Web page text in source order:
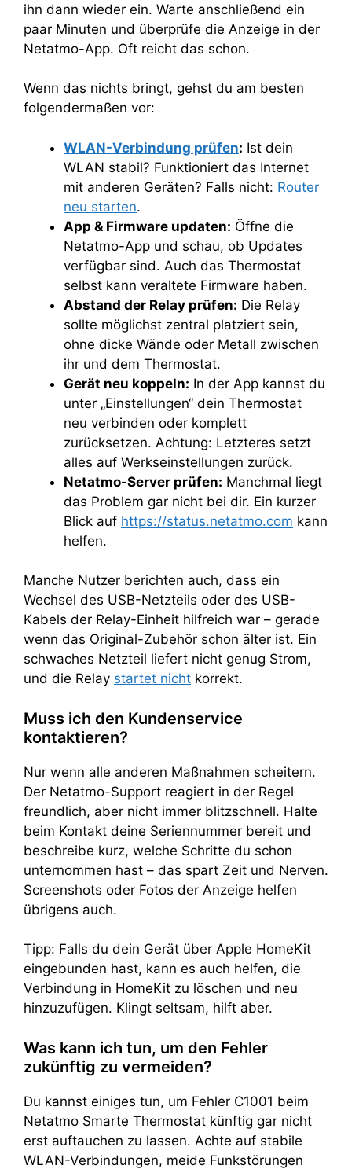
ihn dann wieder ein. Warte anschließend ein
paar Minuten und überprüfe die Anzeige in der
Netatmo-App. Oft reicht das schon.
Wenn das nichts bringt, gehst du am besten
folgendermaßen vor:
WLAN-Verbindung prüfen: Ist dein
WLAN stabil? Funktioniert das Internet
mit anderen Geräten? Falls nicht: Router
neu starten.
App & Firmware updaten: Öffne die
Netatmo-App und schau, ob Updates
verfügbar sind. Auch das Thermostat
selbst kann veraltete Firmware haben.
Abstand der Relay prüfen: Die Relay
sollte möglichst zentral platziert sein,
ohne dicke Wände oder Metall zwischen
ihr und dem Thermostat.
Gerät neu koppeln: In der App kannst du
unter „Einstellungen“ dein Thermostat
neu verbinden oder komplett
zurücksetzen. Achtung: Letzteres setzt
alles auf Werkseinstellungen zurück.
Netatmo-Server prüfen: Manchmal liegt
das Problem gar nicht bei dir. Ein kurzer
Blick auf https://status.netatmo.com kann
helfen.
Manche Nutzer berichten auch, dass ein
Wechsel des USB-Netzteils oder des USB-
Kabels der Relay-Einheit hilfreich war – gerade
wenn das Original-Zubehör schon älter ist. Ein
schwaches Netzteil liefert nicht genug Strom,
und die Relay startet nicht korrekt.
Muss ich den Kundenservice
kontaktieren?
Nur wenn alle anderen Maßnahmen scheitern.
Der Netatmo-Support reagiert in der Regel
freundlich, aber nicht immer blitzschnell. Halte
beim Kontakt deine Seriennummer bereit und
beschreibe kurz, welche Schritte du schon
unternommen hast – das spart Zeit und Nerven.
Screenshots oder Fotos der Anzeige helfen
übrigens auch.
Tipp: Falls du dein Gerät über Apple HomeKit
eingebunden hast, kann es auch helfen, die
Verbindung in HomeKit zu löschen und neu
hinzuzufügen. Klingt seltsam, hilft aber.
Was kann ich tun, um den Fehler
zukünftig zu vermeiden?
Du kannst einiges tun, um Fehler C1001 beim
Netatmo Smarte Thermostat künftig gar nicht
erst auftauchen zu lassen. Achte auf stabile
WLAN-Verbindungen, meide Funkstörungen